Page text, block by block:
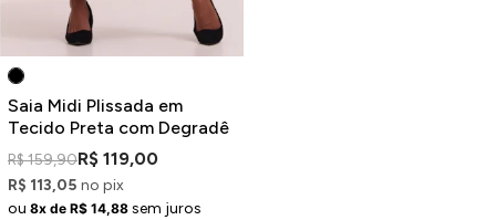
Saia Midi Plissada em
Tecido Preta com Degradê
R$ 159,90R$ 119,00
R$ 113,05 no pix
ou 8x de R$ 14,88 sem juros